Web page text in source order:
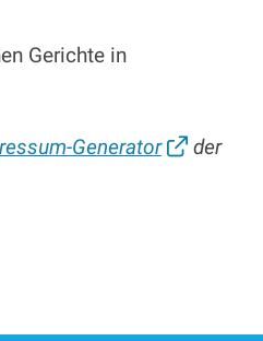
Gerichte in
Generator
der